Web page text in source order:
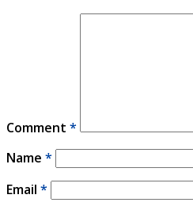
Comment *
Name *
Email *